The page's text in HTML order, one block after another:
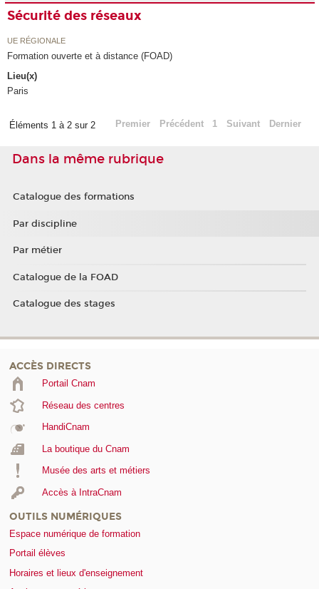
Sécurité des réseaux
UE RÉGIONALE
Formation ouverte et à distance (FOAD)
Lieu(x)
Paris
Éléments 1 à 2 sur 2 Premier Précédent 1 Suivant Dernier
Dans la même rubrique
Catalogue des formations
Par discipline
Par métier
Catalogue de la FOAD
Catalogue des stages
ACCÈS DIRECTS
Portail Cnam
Réseau des centres
HandiCnam
La boutique du Cnam
Musée des arts et métiers
Accès à IntraCnam
OUTILS NUMÉRIQUES
Espace numérique de formation
Portail élèves
Horaires et lieux d'enseignement